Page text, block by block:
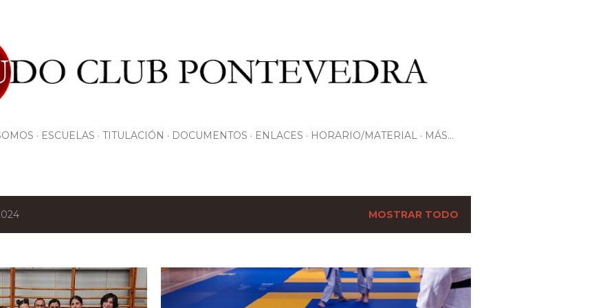
ESCUELAS TITULACIÓN DOCUMENTOS ENLACES HORARIO/MATERIAL MÁS…
MOSTRAR TODO